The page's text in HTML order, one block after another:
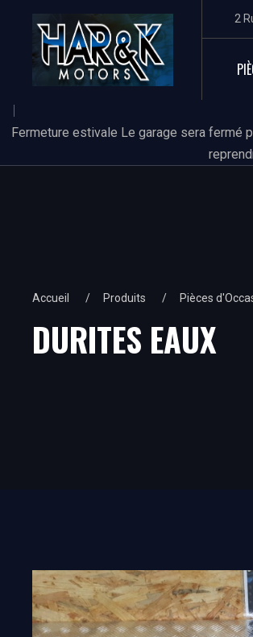
2
Fermeture estivale Le garage sera fermé
Accueil Produits Pièces
DURITES EAUX